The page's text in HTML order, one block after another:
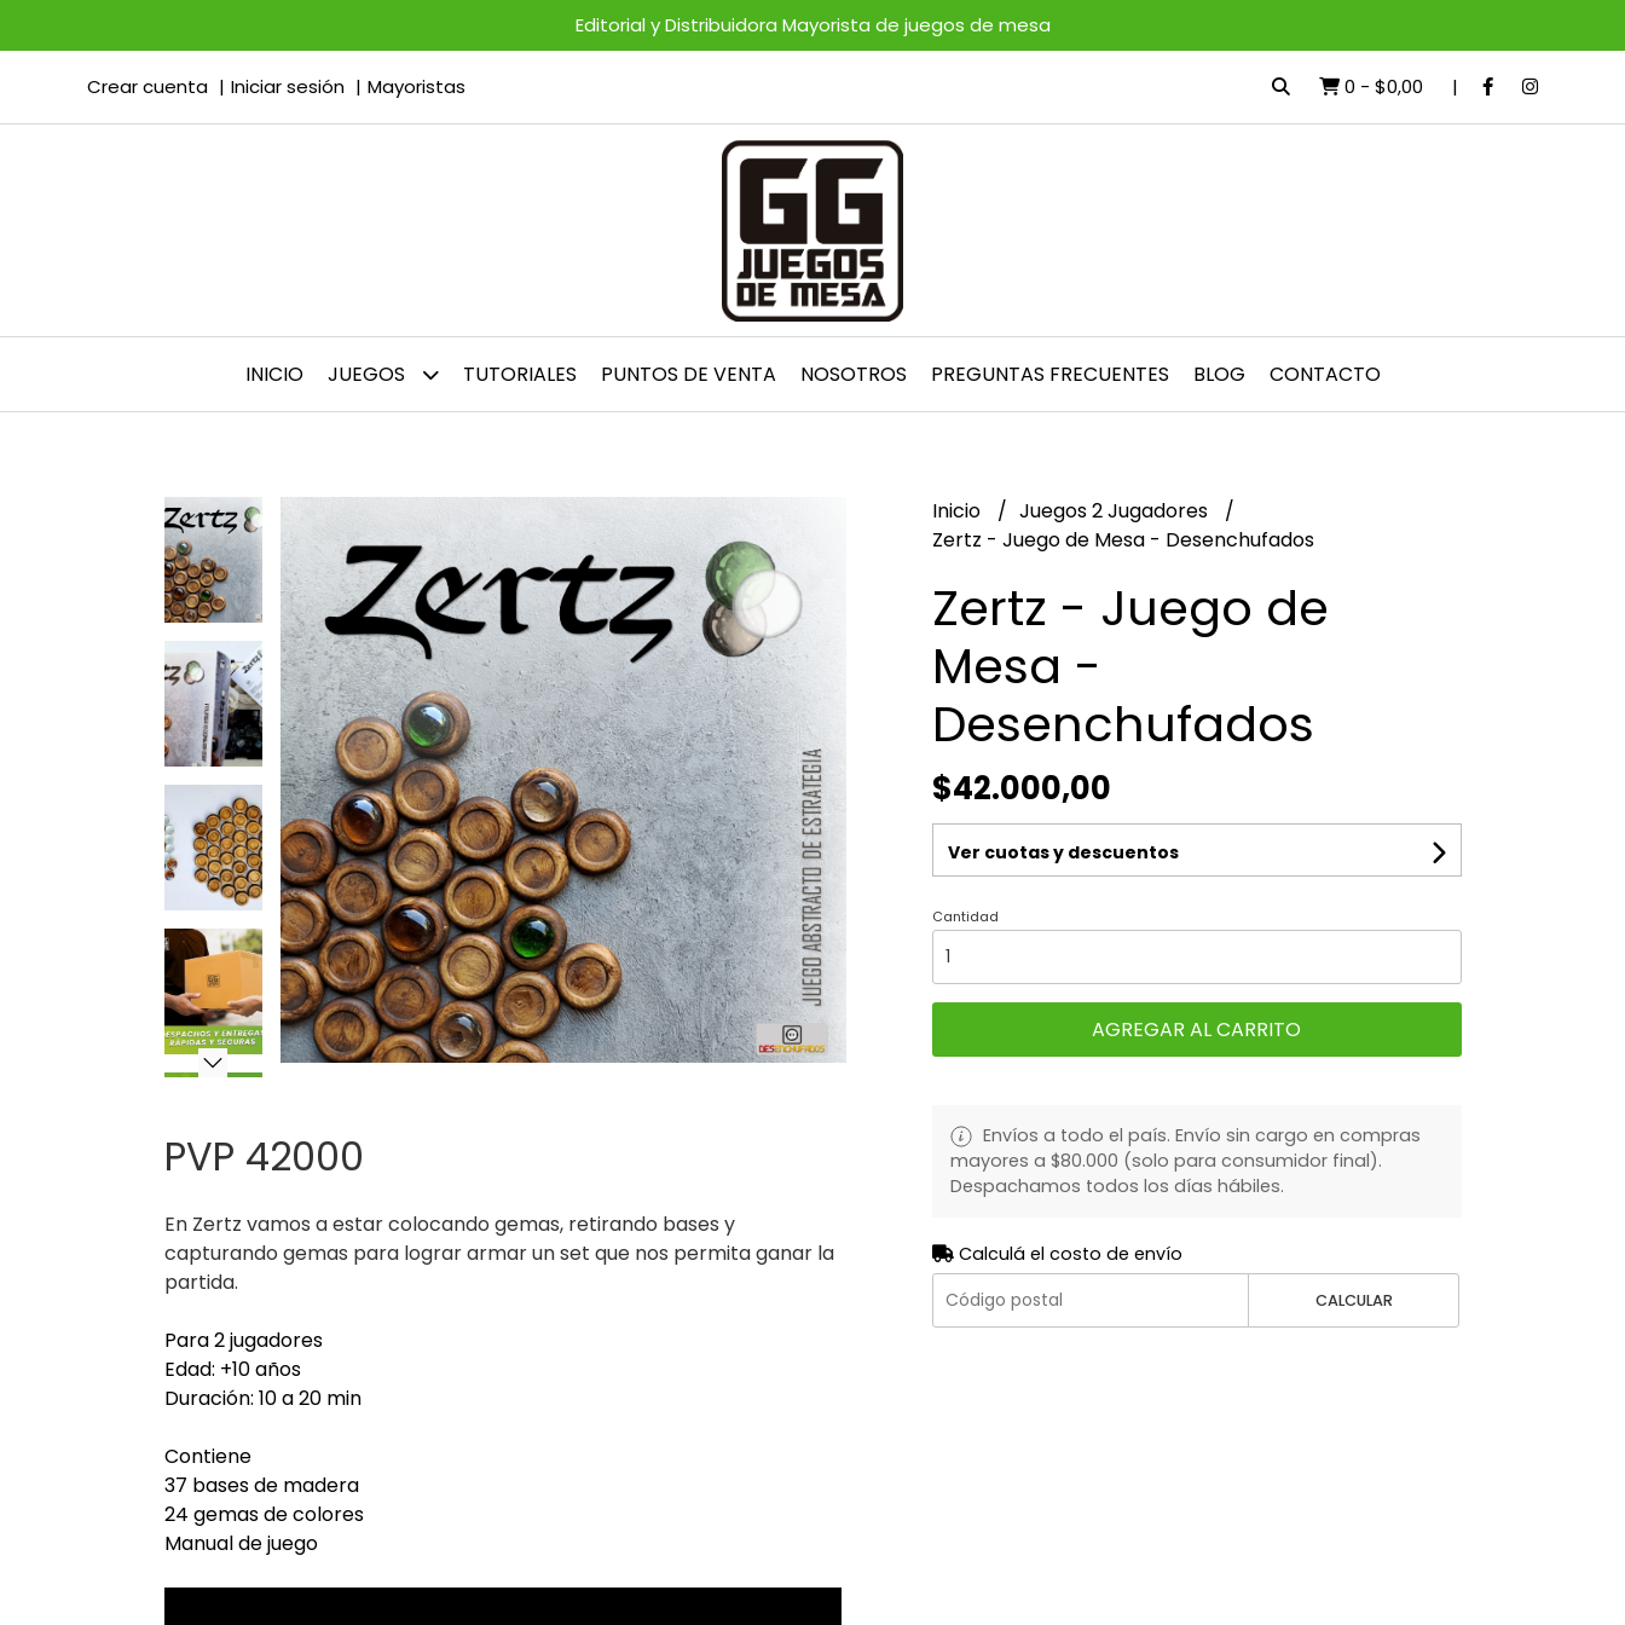
Editorial y Distribuidora Mayorista de juegos de mesa
Crear cuenta Iniciar sesión Mayoristas 0 - $0,00
INICIO JUEGOS TUTORIALES PUNTOS DE VENTA NOSOTROS PREGUNTAS FRECUENTES BLOG CONTACTO
PVP 42000
En Zertz vamos a estar colocando gemas, retirando bases y
capturando gemas para lograr armar un set que nos permita ganar la
partida.
Para 2 jugadores
Edad: +10 años
Duración: 10 a 20 min
Contiene
37 bases de madera
24 gemas de colores
Manual de juego
Inicio
Juegos 2 Jugadores
Zertz - Juego de Mesa - Desenchufados
Zertz - Juego de
Mesa -
Desenchufados
$42.000,00
Ver cuotas y descuentos
Cantidad
AGREGAR AL CARRITO
Envíos a todo el país. Envío sin cargo en compras
mayores a $80.000 (solo para consumidor final).
Despachamos todos los días hábiles.
Calculá el costo de envío
CALCULAR